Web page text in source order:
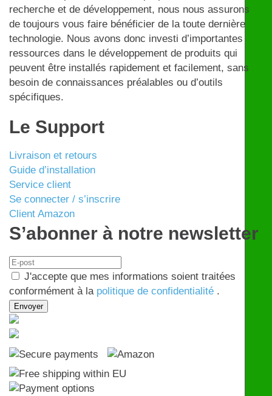
recherche et de développement, nous nous assurons
de toujours vous faire bénéficier de la toute dernière
technologie. Nous avons donc investi d’importantes
ressources dans le développement de produits qui
peuvent être installés rapidement et facilement, sans
besoin de connaissances préalables ou d’outils
spécifiques.
Le Support
Livraison et retours
Guide d’installation
Service client
Se connecter / s’inscrire
Client Amazon
S’abonner à notre newsletter
J'accepte que mes informations soient traitées
conformément à la politique de confidentialité .